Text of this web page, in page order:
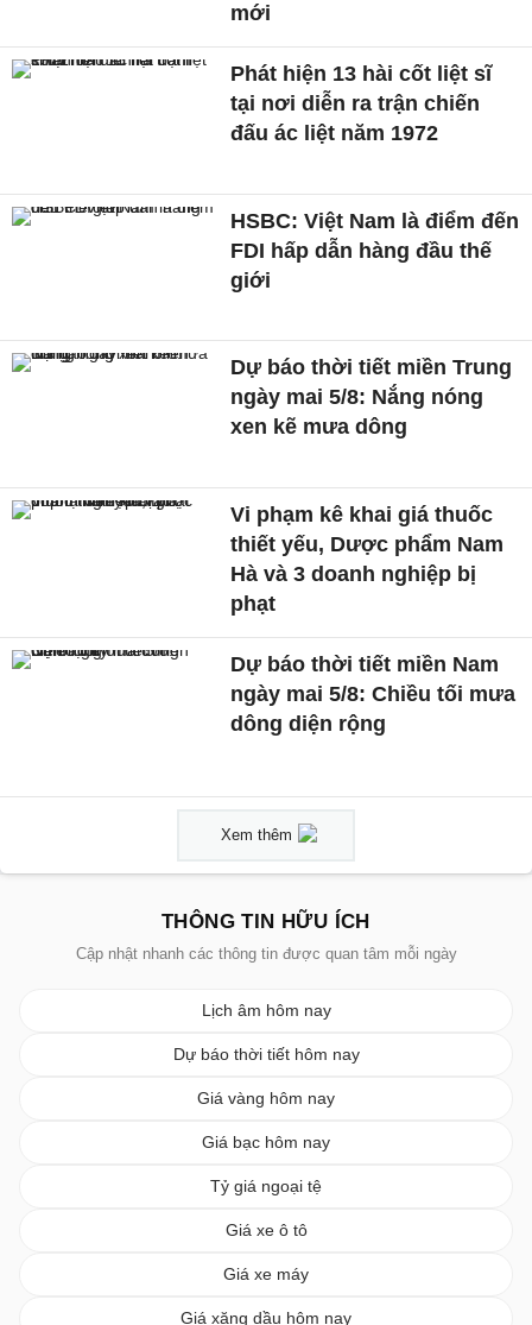
mới
Phát hiện 13 hài cốt liệt sĩ
tại nơi diễn ra trận chiến
đấu ác liệt năm 1972
HSBC: Việt Nam là điểm đến
FDI hấp dẫn hàng đầu thế
giới
Dự báo thời tiết miền Trung
ngày mai 5/8: Nắng nóng
xen kẽ mưa dông
Vi phạm kê khai giá thuốc
thiết yếu, Dược phẩm Nam
Hà và 3 doanh nghiệp bị
phạt
Dự báo thời tiết miền Nam
ngày mai 5/8: Chiều tối mưa
dông diện rộng
Xem thêm
THÔNG TIN HỮU ÍCH
Cập nhật nhanh các thông tin được quan tâm mỗi ngày
Lịch âm hôm nay
Dự báo thời tiết hôm nay
Giá vàng hôm nay
Giá bạc hôm nay
Tỷ giá ngoại tệ
Giá xe ô tô
Giá xe máy
Giá xăng dầu hôm nay